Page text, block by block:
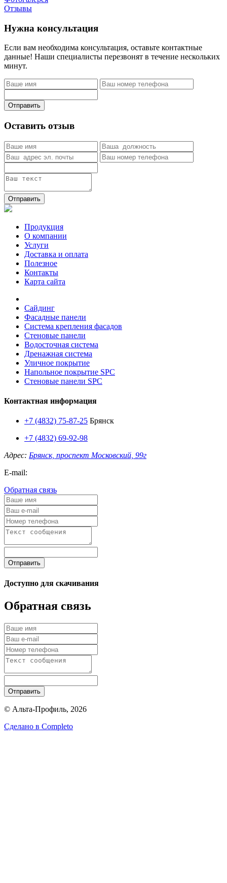
Отзывы
Нужна консультация
Если вам необходима консультация, оставьте контактные
данные! Наши специалисты перезвонят в течение нескольких
минут.
Отправить
Оставить отзыв
Отправить
Продукция
О компании
Услуги
Доставка и оплата
Полезное
Контакты
Карта сайта
Сайдинг
Фасадные панели
Система крепления фасадов
Стеновые панели
Водосточная система
Дренажная система
Уличное покрытие
Напольное покрытие SPC
Стеновые панели SPC
Контактная информация
+7 (4832) 75-87-25 Брянск
+7 (4832) 69-92-98
Адрес: Брянск, проспект Московский, 99г
E-mail:
Обратная связь
Отправить
Доступно для скачивания
Обратная связь
Отправить
© Альта-Профиль, 2026
Сделано в Completo